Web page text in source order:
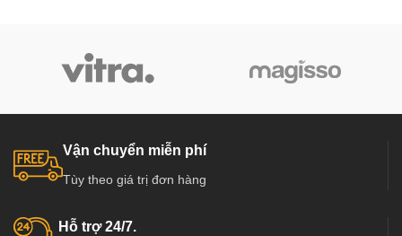
Vận chuyển miễn phí
Tùy theo giá trị đơn hàng
Hỗ trợ 24/7.